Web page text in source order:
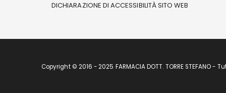
DICHIARAZIONE DI ACCESSIBILITÀ SITO WEB
Copyright © 2016 - 2025 FARMACIA DOTT. TORRE STEFANO